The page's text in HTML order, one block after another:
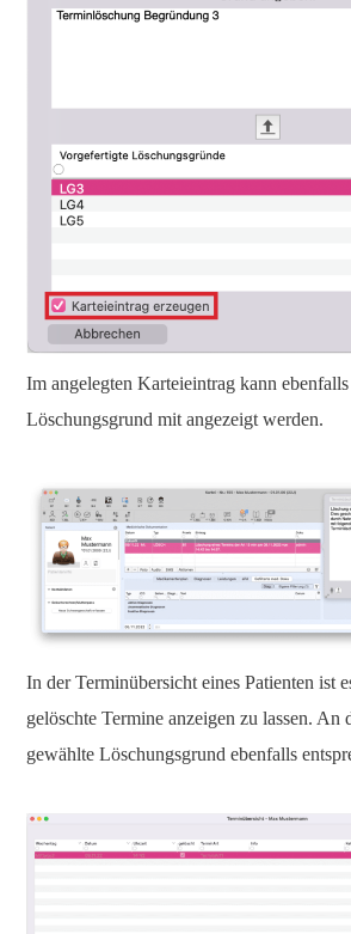
Im angelegten Karteieintrag kann
Löschungsgrund mit angezeigt werden.
In der Terminübersicht eines Patienten ist
gelöschte Termine anzeigen zu lassen. An
gewählte Löschungsgrund ebenfalls